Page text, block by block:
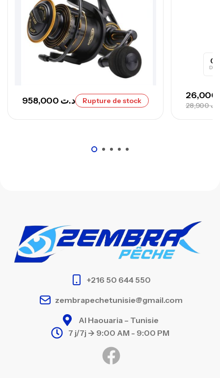
د.ت Rupture de stock
00
28,900
+216 50 644 550
zembrapechetunisie@gmail.com
Al Haouaria – Tunisie
7 j/7j -> 9:00 AM - 9:00 PM